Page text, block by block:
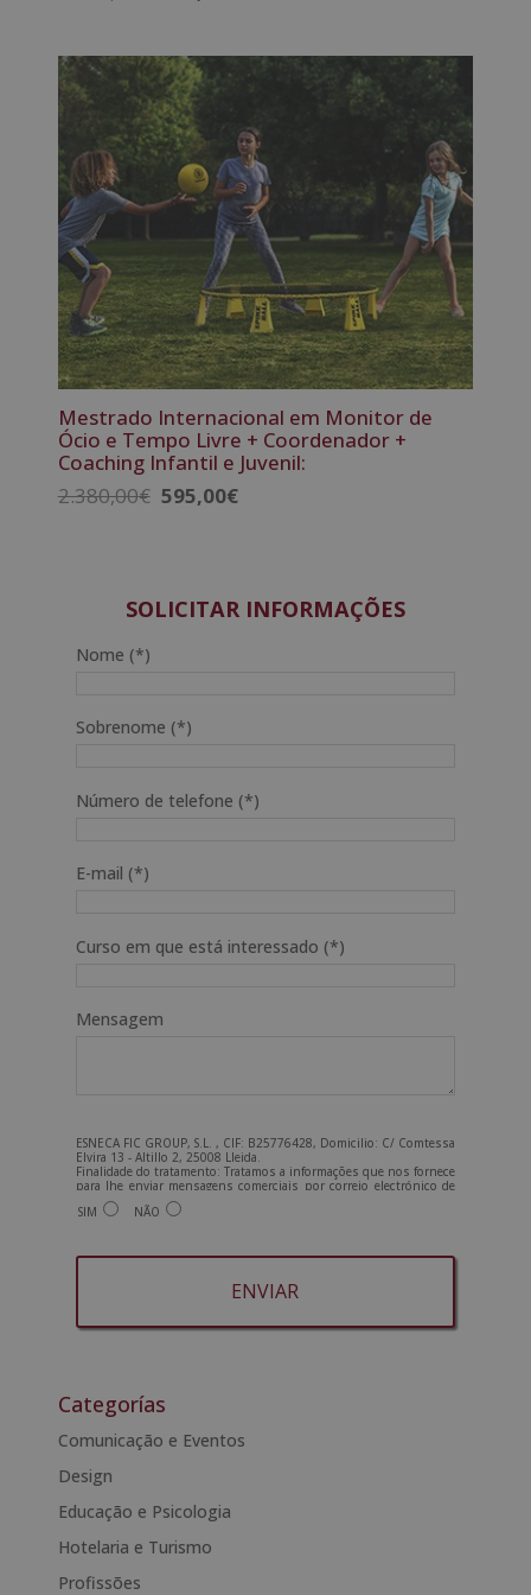
5.00
era:
2.380,00€.
Mestrado Internacional em Monitor de
Ócio e Tempo Livre + Coordenador +
Coaching Infantil e Juvenil:
2.380,00€ O
2.380,00€.
595,00€O
595,00€.
SOLICITAR INFORMAÇÕES
Nome (*)
Sobrenome (*)
Número de telefone (*)
E-mail (*)
Curso em que está interessado (*)
Mensagem
ESNECA FIC GROUP, S.L. , CIF: B25776428, Domicilio: C/ Comtessa
Elvira 13 - Altillo 2, 25008 Lleida.
Finalidade do tratamento: Tratamos a informações que nos fornece
para lhe enviar mensagens comerciais por correio electrónico de
tipo comercial relacionadas com os produtos oferecidos e outros
produtos que possam ser do seu interesse. Legitimação do
nos para o endereço admin@grupoesneca.com.
Deseja receber informação comercial (por telefone e/ou correio
SIM NÃO
t
r
n
a
i
v
Categorías
Comunicação e Eventos
Design
Educação e Psicologia
Hotelaria e Turismo
Profissões